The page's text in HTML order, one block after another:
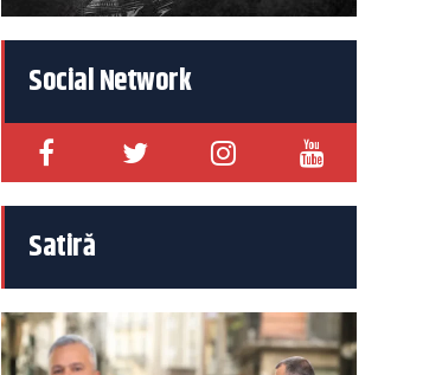
Social Network
Satiră